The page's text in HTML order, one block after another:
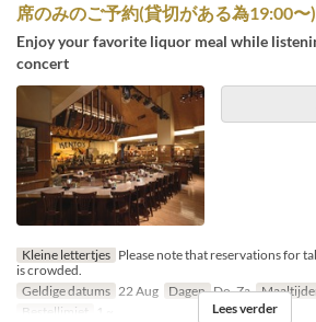
席のみのご予約(貸切がある為19:00〜)
Enjoy your favorite liquor meal while
concert
Kleine lettertjes Please note that reservations for
is crowded.
Geldige datums 22 Aug Dagen Do, Za
Bestellimiet
1 ~ Lees verder